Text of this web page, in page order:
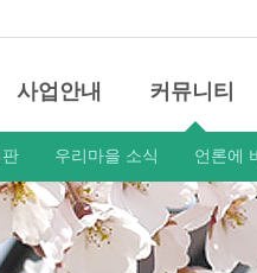
사업안내 커뮤니티
우리마을 소식 언론에